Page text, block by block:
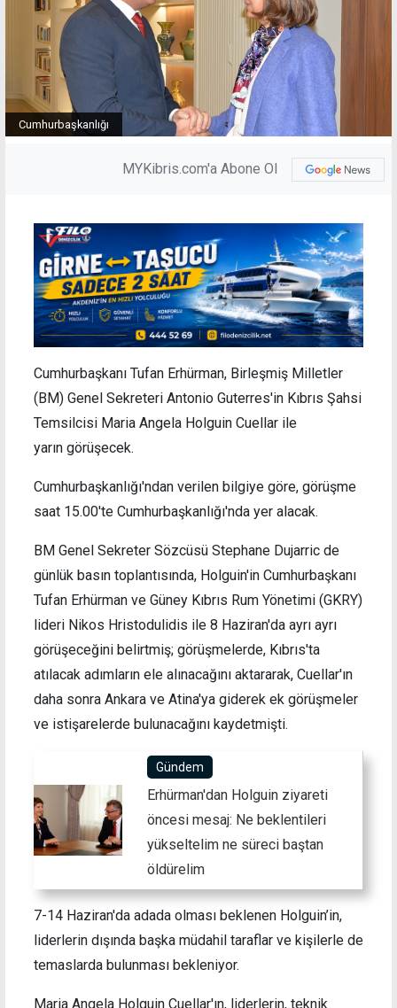
Cumhurbaşkanlığı
MYKibris.com'a Abone Ol
Cumhurbaşkanı Tufan Erhürman, Birleşmiş Milletler
(BM) Genel Sekreteri Antonio Guterres'in Kıbrıs Şahsi
Temsilcisi Maria Angela Holguin Cuellar ile
yarın görüşecek.
Cumhurbaşkanlığı'ndan verilen bilgiye göre, görüşme
saat 15.00'te Cumhurbaşkanlığı'nda yer alacak.
BM Genel Sekreter Sözcüsü Stephane Dujarric de
günlük basın toplantısında, Holguin'in Cumhurbaşkanı
Tufan Erhürman ve Güney Kıbrıs Rum Yönetimi (GKRY)
lideri Nikos Hristodulidis ile 8 Haziran'da ayrı ayrı
görüşeceğini belirtmiş; görüşmelerde, Kıbrıs'ta
atılacak adımların ele alınacağını aktararak, Cuellar'ın
daha sonra Ankara ve Atina'ya giderek ek görüşmeler
ve istişarelerde bulunacağını kaydetmişti.
Gündem
Erhürman'dan Holguin ziyareti
öncesi mesaj: Ne beklentileri
yükseltelim ne süreci baştan
öldürelim
7-14 Haziran'da adada olması beklenen Holguin’in,
liderlerin dışında başka müdahil taraflar ve kişilerle de
temaslarda bulunması bekleniyor.
Maria Angela Holguin Cuellar'ın, liderlerin, teknik